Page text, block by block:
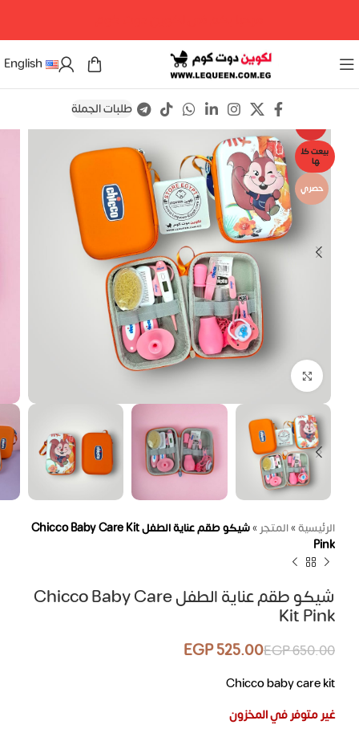
English
طلبات الجملة
بيعت كل
ها
حصري
الرئيسية»المتجر »
شيكو طقم عناية الطفل Chicco Baby Care Kit
Pink
شيكو طقم عناية الطفل Chicco Baby Care
Kit Pink
650.00
EGP
525.00
EGP
Chicco baby care kit
غير متوفر في المخزون